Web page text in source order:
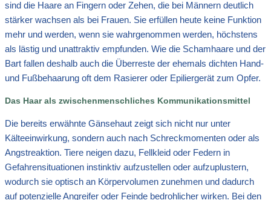
sind die Haare an Fingern oder Zehen, die bei Männern deutlich
stärker wachsen als bei Frauen. Sie erfüllen heute keine Funktion
mehr und werden, wenn sie wahrgenommen werden, höchstens
als lästig und unattraktiv empfunden. Wie die Schamhaare und der
Bart fallen deshalb auch die Überreste der ehemals dichten Hand-
und Fußbehaarung oft dem Rasierer oder Epiliergerät zum Opfer.
Das Haar als zwischenmenschliches Kommunikationsmittel
Die bereits erwähnte Gänsehaut zeigt sich nicht nur unter
Kälteeinwirkung, sondern auch nach Schreckmomenten oder als
Angstreaktion. Tiere neigen dazu, Fellkleid oder Federn in
Gefahrensituationen instinktiv aufzustellen oder aufzuplustern,
wodurch sie optisch an Körpervolumen zunehmen und dadurch
auf potenzielle Angreifer oder Feinde bedrohlicher wirken. Bei den